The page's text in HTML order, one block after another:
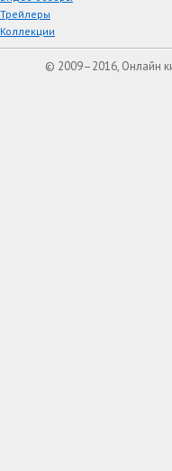
Трейлеры
Коллекции
© 2009–2016, Онлайн